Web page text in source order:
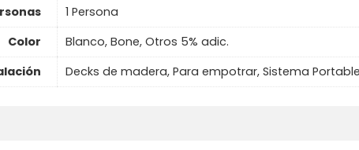
1 Persona
Color
Blanco, Bone, Otros 5% adic.
Decks de madera, Para empotrar, Sistema